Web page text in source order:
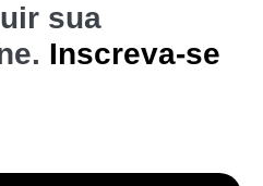
sua
Inscreva-se